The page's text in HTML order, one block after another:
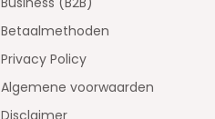
Betaalmethoden
Privacy Policy
Algemene voorwaarden
Disclaimer